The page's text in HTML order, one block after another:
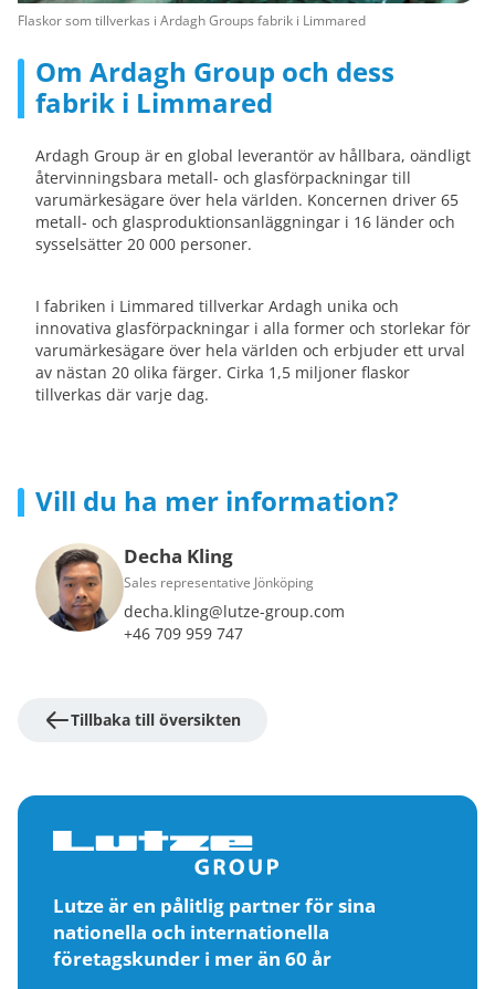
Om Ardagh Group och dess
fabrik i Limmared
Ardagh Group är en global leverantör av hållbara, oändligt
återvinningsbara metall- och glasförpackningar till
varumärkesägare över hela världen. Koncernen driver 65
metall- och glasproduktionsanläggningar i 16 länder och
sysselsätter 20 000 personer.
I fabriken i Limmared tillverkar Ardagh unika och
innovativa glasförpackningar i alla former och storlekar för
varumärkesägare över hela världen och erbjuder ett urval
av nästan 20 olika färger. Cirka 1,5 miljoner flaskor
tillverkas där varje dag.
Flaskor som tillverkas i Ardagh Groups fabrik i Limmared
Vill du ha mer information?
Decha Kling
Sales representative Jönköping
decha.kling@lutze-group.com
+46 709 959 747
Tillbaka till översikten
Lutze är en pålitlig partner för sina
nationella och internationella
företagskunder i mer än 60 år